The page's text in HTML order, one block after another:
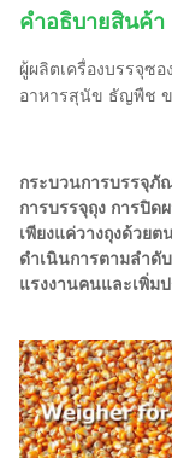
คําอธิบายสินค้า
ผู้ผลิตเครื่องบรรจุซ
อาหารสุนัข ธัญพืช ข
กระบวนการบรรจุภั
การบรรจุถุง การปิ
เพียงแค่วางถุงด้วย
ดำเนินการตามลำดั
แรงงานคนและเพิ่ม